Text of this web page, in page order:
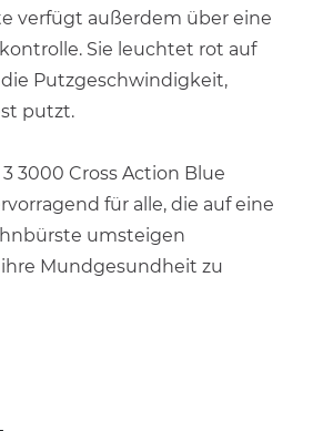
verfügt außerdem über eine
Sie leuchtet rot auf
Putzgeschwindigkeit,
putzt.
3 3000 Cross Action Blue
für alle, die auf eine
umsteigen
Mundgesundheit zu